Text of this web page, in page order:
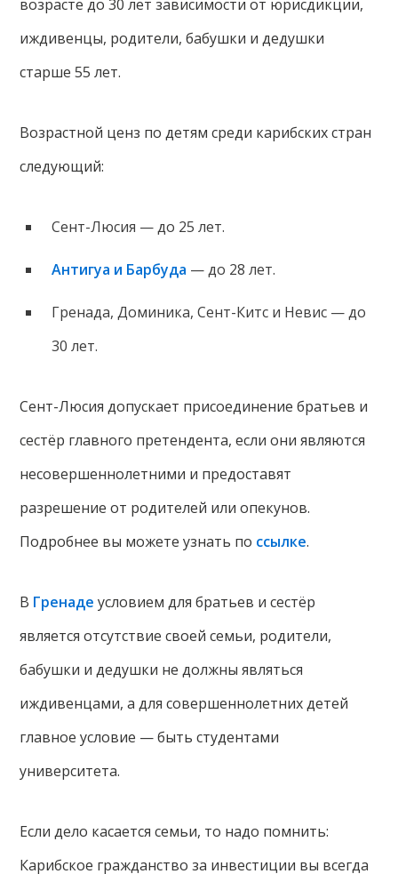
возрасте до 30 лет зависимости от юрисдикции,
иждивенцы, родители, бабушки и дедушки
старше 55 лет.
Возрастной ценз по детям среди карибских стран
следующий:
Сент-Люсия — до 25 лет.
Антигуа и Барбуда — до 28 лет.
Гренада, Доминика, Сент-Китс и Невис — до
30 лет.
Сент-Люсия допускает присоединение братьев и
сестёр главного претендента, если они являются
несовершеннолетними и предоставят
разрешение от родителей или опекунов.
Подробнее вы можете узнать по ссылке.
В Гренаде условием для братьев и сестёр
является отсутствие своей семьи, родители,
бабушки и дедушки не должны являться
иждивенцами, а для совершеннолетних детей
главное условие — быть студентами
университета.
Если дело касается семьи, то надо помнить:
Карибское гражданство за инвестиции вы всегда